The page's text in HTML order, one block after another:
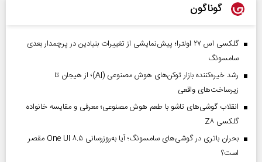
گوناگون
گلکسی اس ۲۷ اولترا؛ پیش‌نمایشی از تغییرات بنیادین در پرچمدار بعدی
سامسونگ
رشد خیره‌کننده بازار توکن‌های هوش مصنوعی (AI)؛ از هیجان تا
زیرساخت‌های واقعی
انقلاب گوشی‌های تاشو‌ با طعم هوش مصنوعی؛ معرفی و مقایسه خانواده
گلکسی Z۸
بحران باتری در گوشی‌های سامسونگ؛ آیا به‌روزرسانی One UI ۸.۵ مقصر
است؟